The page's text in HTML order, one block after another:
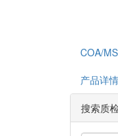
COA/
产品详情
搜索质